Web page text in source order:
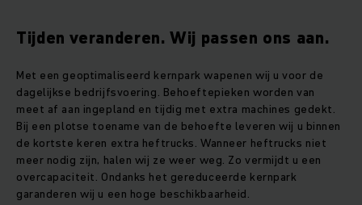
Tijden veranderen. Wij passen ons aan.
Met een geoptimaliseerd kernpark wapenen wij u voor de
dagelijkse bedrijfsvoering. Behoeftepieken worden van
meet af aan ingepland en tijdig met extra machines gedekt.
Bij een plotse toename van de behoefte leveren wij u binnen
de kortste keren extra heftrucks. Wanneer heftrucks niet
meer nodig zijn, halen wij ze weer weg. Zo vermijdt u een
overcapaciteit. Ondanks het gereduceerde kernpark
garanderen wij u een hoge beschikbaarheid.